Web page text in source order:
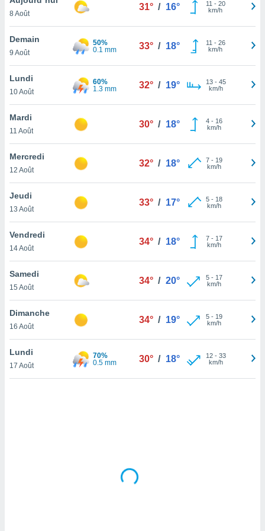
et
»,
au
vous
qu'ils
ou
le
ainsi
un
la
du
en
de
8 Août
31° / 16° 11 - 20
km/h
Demain
9 Août
50%
0.1 mm
33° / 18° 11 - 26
km/h
Lundi
10 Août
60%
1.3 mm
32° / 19° 13- 45
km/h
Mardi
11 Août
30° / 18° 4- 16
km/h
Mercredi
12 Août
32° / 18° 7- 19
km/h
Jeudi
13 Août
33° / 17° 5- 18
km/h
Vendredi
14 Août
34° / 18° 7- 17
km/h
Samedi
15 Août
34° / 20° 5- 17
km/h
Dimanche
16 Août
34° / 19° 5- 19
km/h
Lundi
17 Août
70%
0.5 mm
30° / 18° 12- 33
km/h